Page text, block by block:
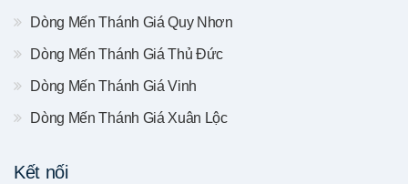
Dòng Mến Thánh Giá Quy Nhơn
Dòng Mến Thánh Giá Thủ Đức
Dòng Mến Thánh Giá Vinh
Dòng Mến Thánh Giá Xuân Lộc
Kết nối